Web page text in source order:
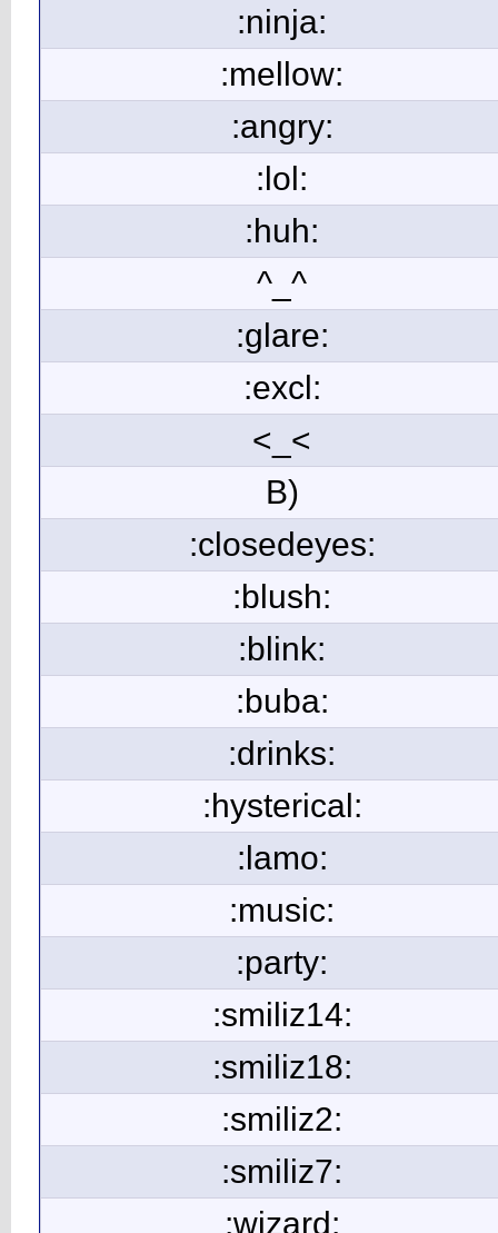
:ninja:
:mellow:
:angry:
:lol:
:huh:
^_^
:glare:
:excl:
<_<
B)
:closedeyes:
:blush:
:blink:
:buba:
:drinks:
:hysterical:
:lamo:
:music:
:party:
:smiliz14:
:smiliz18:
:smiliz2:
:smiliz7:
:wizard: